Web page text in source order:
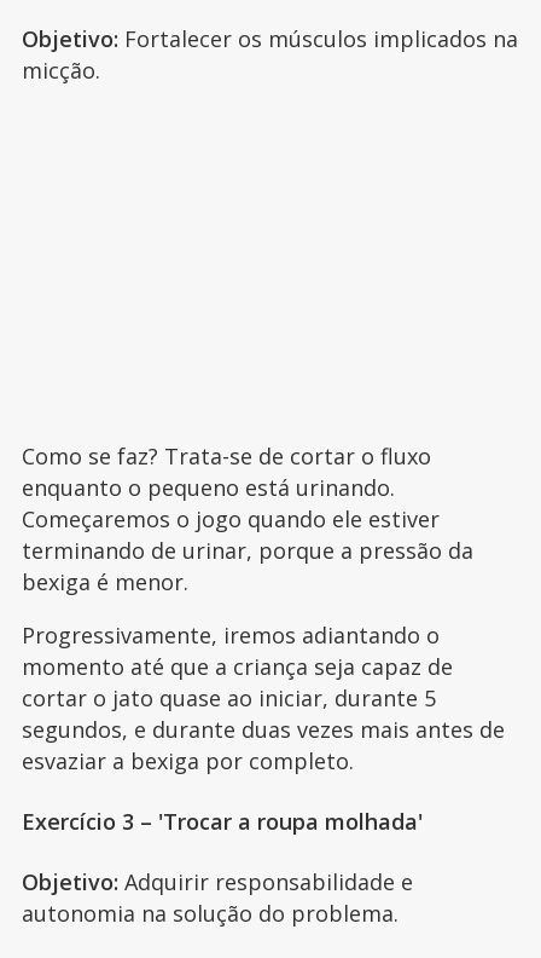
Objetivo: Fortalecer os músculos implicados na
micção.
Como se faz? Trata-se de cortar o fluxo
enquanto o pequeno está urinando.
Começaremos o jogo quando ele estiver
terminando de urinar, porque a pressão da
bexiga é menor.
Progressivamente, iremos adiantando o
momento até que a criança seja capaz de
cortar o jato quase ao iniciar, durante 5
segundos, e durante duas vezes mais antes de
esvaziar a bexiga por completo.
Exercício 3 – 'Trocar a roupa molhada'
Objetivo: Adquirir responsabilidade e
autonomia na solução do problema.